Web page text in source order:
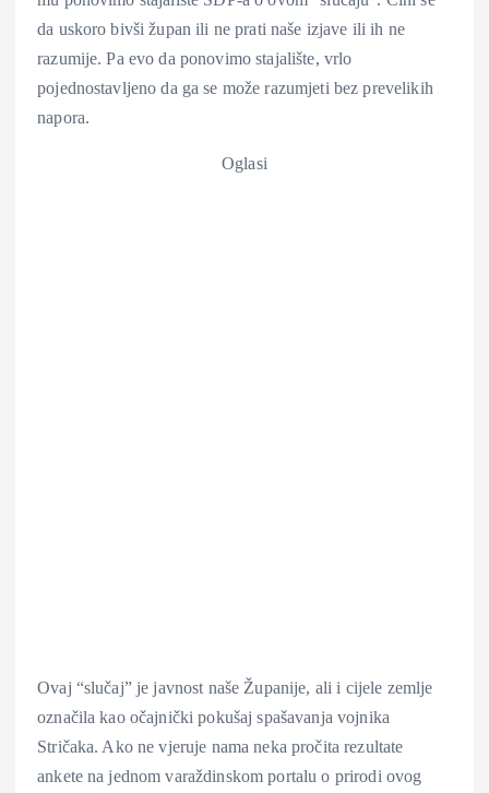
da uskoro bivši župan ili ne prati naše izjave ili ih ne
razumije. Pa evo da ponovimo stajalište, vrlo
pojednostavljeno da ga se može razumjeti bez prevelikih
napora.
Oglasi
Ovaj “slučaj” je javnost naše Županije, ali i cijele zemlje
označila kao očajnički pokušaj spašavanja vojnika
Stričaka. Ako ne vjeruje nama neka pročita rezultate
ankete na jednom varaždinskom portalu o prirodi ovog